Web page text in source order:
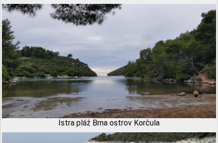
Istra pláž Brna ostrov Korčula